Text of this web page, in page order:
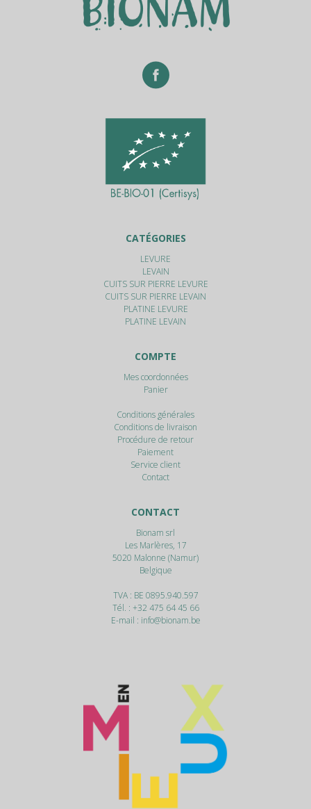
CATÉGORIES
LEVURE
LEVAIN
CUITS SUR PIERRE LEVURE
CUITS SUR PIERRE LEVAIN
PLATINE LEVURE
PLATINE LEVAIN
COMPTE
Mes coordonnées
Panier
Conditions générales
Conditions de livraison
Procédure de retour
Paiement
Service client
Contact
CONTACT
Bionam srl
Les Marlères, 17
5020 Malonne (Namur)
Belgique
TVA : BE 0895.940.597
Tél. : +32 475 64 45 66
E-mail : info@bionam.be